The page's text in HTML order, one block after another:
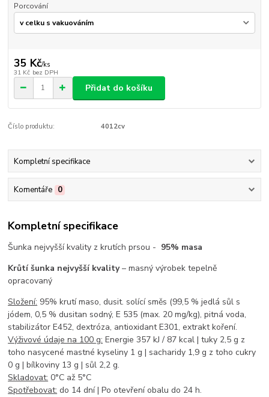
Porcování
35 Kč/ks
31 Kč bez DPH
Přidat do košíku
Číslo produktu: 4012cv
Kompletní specifikace
Komentáře 0
Kompletní specifikace
Šunka nejvyšší kvality z krutích prsou - 95% masa
Krůtí šunka nejvyšší kvality– masný výrobek tepelně
opracovaný
Složení: 95% krutí maso, dusit. solící směs (99,5 % jedlá sůl s
jódem, 0,5 % dusitan sodný, E 535 (max. 20 mg/kg), pitná voda,
stabilizátor E452, dextróza, antioxidant E301, extrakt koření.
Výživové údaje na 100 g: Energie 357 kJ / 87 kcal | tuky 2,5 g z
toho nasycené mastné kyseliny 1 g | sacharidy 1,9 g z toho cukry
0 g | bílkoviny 13 g | sůl 2,2 g.
Skladovat: 0°C až 5°C
Spotřebovat: do 14 dní | Po otevření obalu do 24 h.